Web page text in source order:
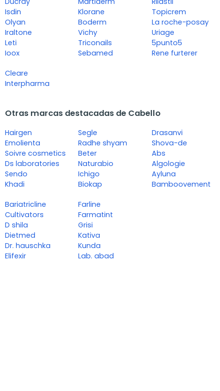
Isdin
Olyan
Iraltone
Leti
Ioox
Klorane
Boderm
Vichy
Triconails
Sebamed
Topicrem
La roche-posay
Uriage
5punto5
Rene furterer
Cleare
Interpharma
Otras marcas destacadas de Cabello
Hairgen
Emolienta
Soivre cosmetics
Ds laboratories
Sendo
Khadi
Segle
Radhe shyam
Beter
Naturabio
Ichigo
Biokap
Drasanvi
Shova-de
Abs
Algologie
Ayluna
Bamboovement
Bariatricline
Cultivators
D shila
Dietmed
Dr. hauschka
Elifexir
Farline
Farmatint
Grisi
Kativa
Kunda
Lab. abad